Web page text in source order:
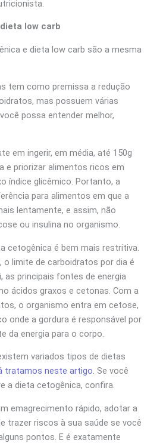
low carb
e dieta low carb são a mesma
tem como premissa a redução
mas possuem várias
possa entender melhor,
em ingerir, em média, até 150g
e priorizar alimentos ricos em
índice glicêmico. Portanto, a
para alimentos em que a
lentamente, e assim, não
ou insulina no organismo.
cetogênica é bem mais restritiva.
o limite de carboidratos por dia é
as principais fontes de energia
ácidos graxos e cetonas. Com a
o organismo entra em cetose,
onde a gordura é responsável por
da energia para o corpo.
variados tipos de dietas
tratamos neste artigo. Se você
a dieta cetogênica, confira.
emagrecimento rápido, adotar a
trazer riscos à sua saúde se você
pontos. E é exatamente